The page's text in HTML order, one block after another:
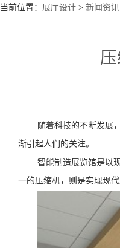
当前位置： 展厅设计 > 新闻资讯
随着科技的不断发展
渐引起人们的关注。
智能制造展览馆是以
一的压缩机，则是实现现